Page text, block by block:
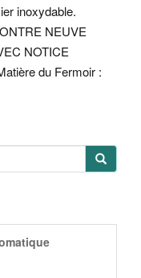
inoxydable.
NEUVE
NOTICE
du Fermoir :